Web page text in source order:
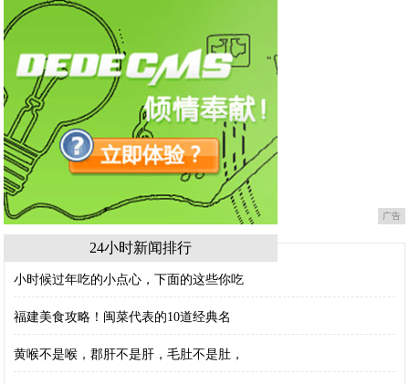
广告
24小时新闻排行
小时候过年吃的小点心，下面的这些你吃
福建美食攻略！闽菜代表的10道经典名
黄喉不是喉，郡肝不是肝，毛肚不是肚，